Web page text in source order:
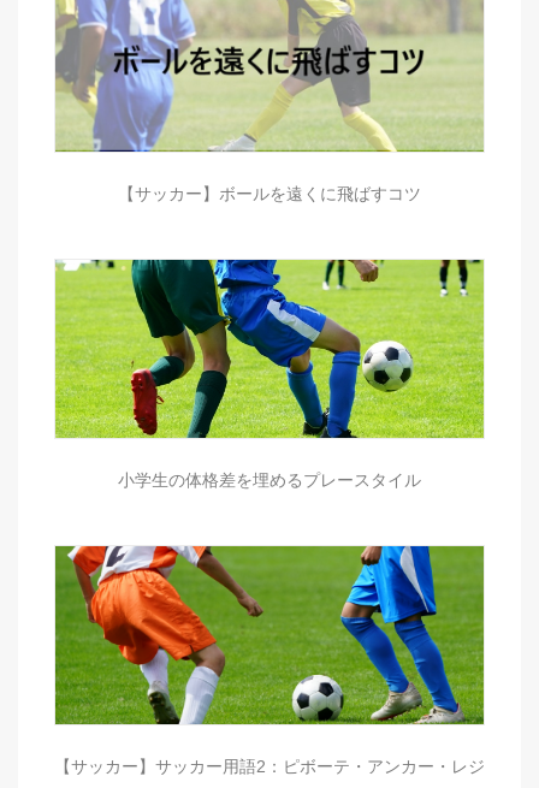
【サッカー】ボールを遠くに飛ばすコツ
小学生の体格差を埋めるプレースタイル
【サッカー】サッカー用語2：ピボーテ・アンカー・レジ